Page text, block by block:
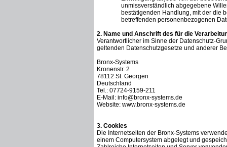
unmissverständlich abgegebene
bestätigenden Handlung, mit der die
betreffenden personenbezogenen
2. Name und Anschrift des für die
Verantwortlicher im Sinne der Datenschutz-
geltenden Datenschutzgesetze und anderer
Bronx-Systems
Kronenstr. 2
78112 St. Georgen
Deutschland
Tel.: 07724-9159-211
E-Mail: info@bronx-systems.de
Website: www.bronx-systems.de
3. Cookies
Die Internetseiten der Bronx-Systems
einem Computersystem abgelegt und